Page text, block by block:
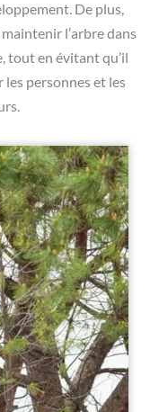
De plus,
l’arbre dans
tout en évitant qu’il
personnes et les